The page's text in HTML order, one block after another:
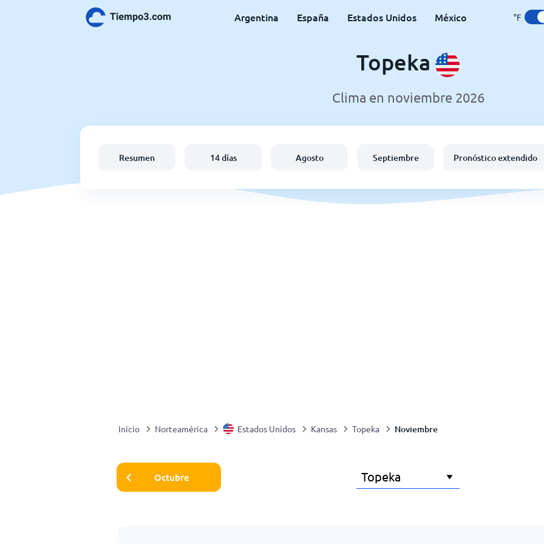
Argentina España Estados Unidos México °F
Topeka
Clima en noviembre 2026
Resumen 14 días Agosto Septiembre Pronóstico extendido
Inicio Norteamérica Estados Unidos Kansas Topeka Noviembre
Octubre